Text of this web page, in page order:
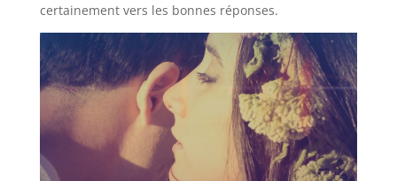
certainement vers les bonnes réponses.